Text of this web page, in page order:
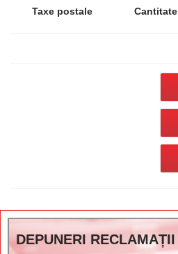
Taxe postale
Cantitate
DEPUNERI RECLAMAȚII